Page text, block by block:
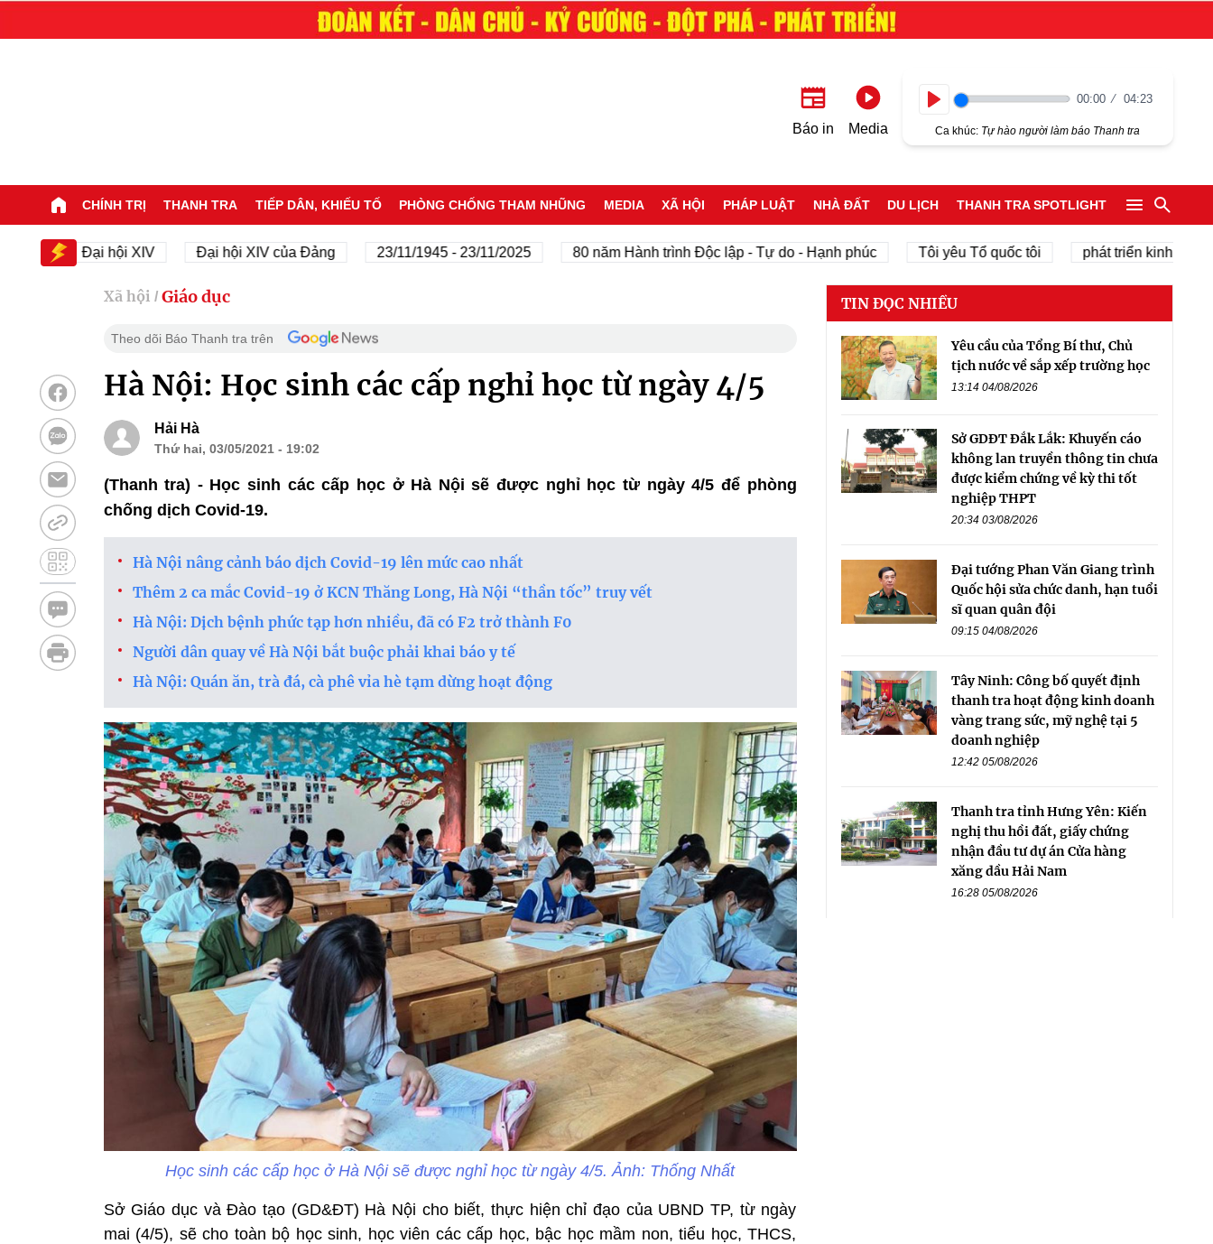
Báo in Media
00:00 04:23
Ca khúc: Tự hào người làm báo Thanh tra
CHÍNH TRỊ THANH TRA TIẾP DÂN, KHIẾU TỐ PHÒNG CHỐNG THAM NHŨNG MEDIA XÃ HỘI PHÁP LUẬT NHÀ ĐẤT DU LỊCH THANH TRA SPOTLIGHT
Đại hội XIV Đại hội XIV của Đảng 23/11/1945 - 23/11/2025 80 năm Hành trình Độc lập - Tự do - Hạnh phúc Tôi yêu Tổ quốc tôi phát triển kinh tế tư nhân
Xã hội / Giáo dục
Theo dõi Báo Thanh tra trên
Hà Nội: Học sinh các cấp nghỉ học từ ngày 4/5
Hải Hà
Thứ hai, 03/05/2021 - 19:02
(Thanh tra) - Học sinh các cấp học ở Hà Nội sẽ được nghỉ học từ ngày 4/5 để phòng
chống dịch Covid-19.
Hà Nội nâng cảnh báo dịch Covid-19 lên mức cao nhất
Thêm 2 ca mắc Covid-19 ở KCN Thăng Long, Hà Nội “thần tốc” truy vết
Hà Nội: Dịch bệnh phức tạp hơn nhiều, đã có F2 trở thành F0
Người dân quay về Hà Nội bắt buộc phải khai báo y tế
Hà Nội: Quán ăn, trà đá, cà phê vỉa hè tạm dừng hoạt động
Học sinh các cấp học ở Hà Nội sẽ được nghỉ học từ ngày 4/5. Ảnh: Thống Nhất
Sở Giáo dục và Đào tạo (GD&ĐT) Hà Nội cho biết, thực hiện chỉ đạo của UBND TP, từ ngày
mai (4/5), sẽ cho toàn bộ học sinh, học viên các cấp học, bậc học mầm non, tiểu học, THCS,
TIN ĐỌC NHIỀU
Yêu cầu của Tổng Bí thư, Chủ
tịch nước về sắp xếp trường học
13:14 04/08/2026
Sở GDĐT Đắk Lắk: Khuyến cáo
không lan truyền thông tin chưa
được kiểm chứng về kỳ thi tốt
nghiệp THPT
20:34 03/08/2026
Đại tướng Phan Văn Giang trình
Quốc hội sửa chức danh, hạn tuổi
sĩ quan quân đội
09:15 04/08/2026
Tây Ninh: Công bố quyết định
thanh tra hoạt động kinh doanh
vàng trang sức, mỹ nghệ tại 5
doanh nghiệp
12:42 05/08/2026
Thanh tra tỉnh Hưng Yên: Kiến
nghị thu hồi đất, giấy chứng
nhận đầu tư dự án Cửa hàng
xăng dầu Hải Nam
16:28 05/08/2026